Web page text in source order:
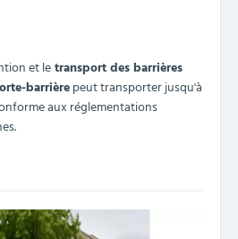
et letransport des barrières
barrièrepeut transporter jusqu'à
aux réglementations